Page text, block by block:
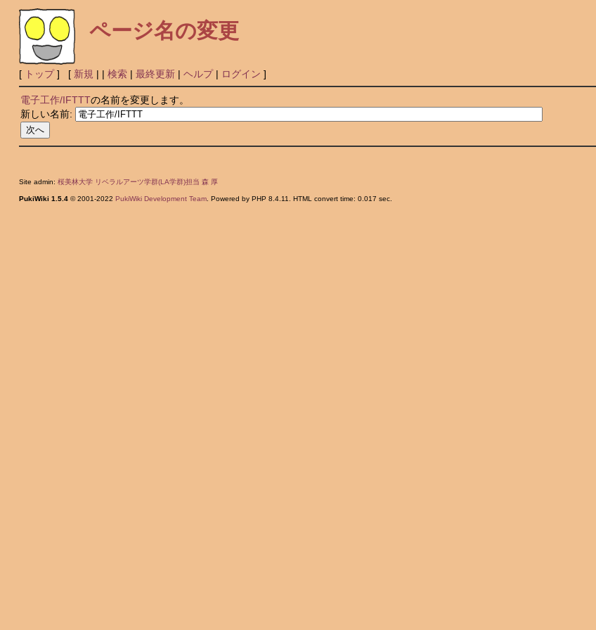
ページ名の変更
[ トップ] [ 新規 | | 検索| 最終更新| ヘルプ| ログイン ]
電子工作/IFTTTの名前を変更します。
新しい名前:
Site admin: 桜美林大学 リベラルアーツ学群(LA学群)担当 森 厚
PukiWiki 1.5.4© 2001-2022 PukiWiki Development Team. Powered by PHP 8.4.11. HTML convert time: 0.017 sec.